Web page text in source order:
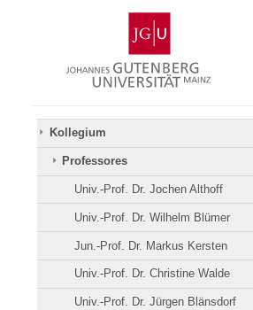
Gutenberg-
Universität
Mainz
Kollegium
Professores
Univ.-Prof. Dr. Jochen Althoff
Univ.-Prof. Dr. Wilhelm Blümer
Jun.-Prof. Dr. Markus Kersten
Univ.-Prof. Dr. Christine Walde
Univ.-Prof. Dr. Jürgen Blänsdorf